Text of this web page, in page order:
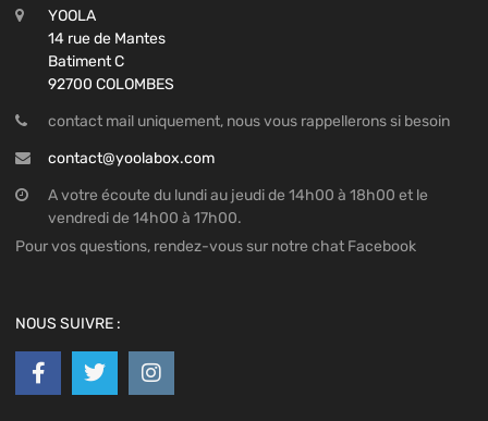
YOOLA
14 rue de Mantes
Batiment C
92700 COLOMBES
contact mail uniquement, nous vous rappellerons si besoin
contact@yoolabox.com
A votre écoute du lundi au jeudi de 14h00 à 18h00 et le
vendredi de 14h00 à 17h00.
Pour vos questions, rendez-vous sur notre chat Facebook
NOUS SUIVRE :